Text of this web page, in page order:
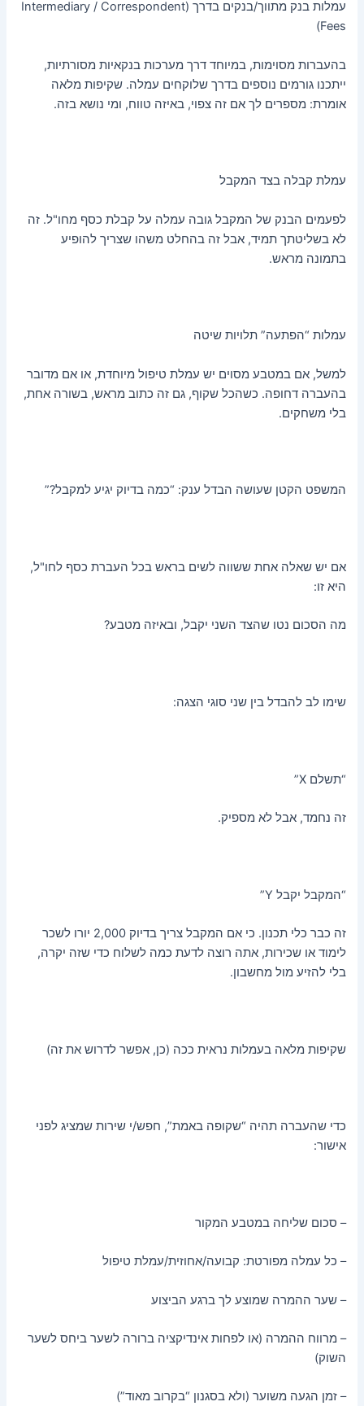
עמלות בנק מתווך/בנקים בדרך (Intermediary / Correspondent
Fees)
בהעברות מסוימות, במיוחד דרך מערכות בנקאיות מסורתיות,
ייתכנו גורמים נוספים בדרך שלוקחים עמלה. שקיפות מלאה
אומרת: מספרים לך אם זה צפוי, באיזה טווח, ומי נושא בזה.
עמלת קבלה בצד המקבל
לפעמים הבנק של המקבל גובה עמלה על קבלת כסף מחו"ל. זה
לא בשליטתך תמיד, אבל זה בהחלט משהו שצריך להופיע
בתמונה מראש.
עמלות “הפתעה” תלויות שיטה
למשל, אם במטבע מסוים יש עמלת טיפול מיוחדת, או אם מדובר
בהעברה דחופה. כשהכל שקוף, גם זה כתוב מראש, בשורה אחת,
בלי משחקים.
המשפט הקטן שעושה הבדל ענק: “כמה בדיוק יגיע למקבל?”
אם יש שאלה אחת ששווה לשים בראש בכל העברת כסף לחו"ל,
היא זו:
מה הסכום נטו שהצד השני יקבל, ובאיזה מטבע?
שימו לב להבדל בין שני סוגי הצגה:
“תשלם X”
זה נחמד, אבל לא מספיק.
“המקבל יקבל Y”
זה כבר כלי תכנון. כי אם המקבל צריך בדיוק 2,000 יורו לשכר
לימוד או שכירות, אתה רוצה לדעת כמה לשלוח כדי שזה יקרה,
בלי להזיע מול מחשבון.
שקיפות מלאה בעמלות נראית ככה (כן, אפשר לדרוש את זה)
כדי שהעברה תהיה “שקופה באמת”, חפש/י שירות שמציג לפני
אישור:
– סכום שליחה במטבע המקור
– כל עמלה מפורטת: קבועה/אחוזית/עמלת טיפול
– שער ההמרה שמוצע לך ברגע הביצוע
– מרווח ההמרה (או לפחות אינדיקציה ברורה לשער ביחס לשער
השוק)
– זמן הגעה משוער (ולא בסגנון “בקרוב מאוד”)